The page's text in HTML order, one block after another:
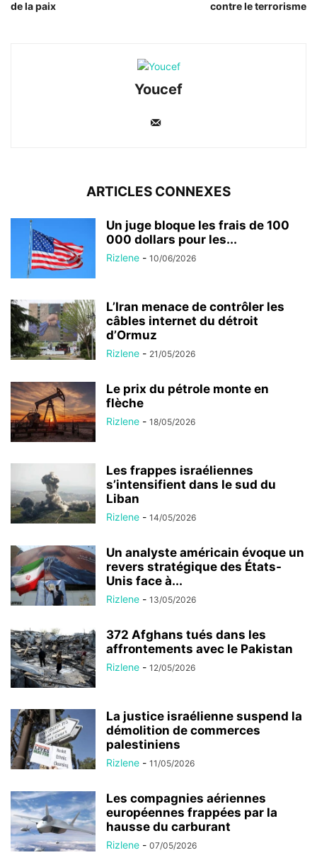
de la paix contre le terrorisme
Youcef
ARTICLES CONNEXES
Un juge bloque les frais de 100
000 dollars pour les...
Rizlene - 10/06/2026
L’Iran menace de contrôler les
câbles internet du détroit
d’Ormuz
Rizlene - 21/05/2026
Le prix du pétrole monte en
flèche
Rizlene - 18/05/2026
Les frappes israéliennes
s’intensifient dans le sud du
Liban
Rizlene - 14/05/2026
Un analyste américain évoque un
revers stratégique des États-
Unis face à...
Rizlene - 13/05/2026
372 Afghans tués dans les
affrontements avec le Pakistan
Rizlene - 12/05/2026
La justice israélienne suspend la
démolition de commerces
palestiniens
Rizlene - 11/05/2026
Les compagnies aériennes
européennes frappées par la
hausse du carburant
Rizlene - 07/05/2026